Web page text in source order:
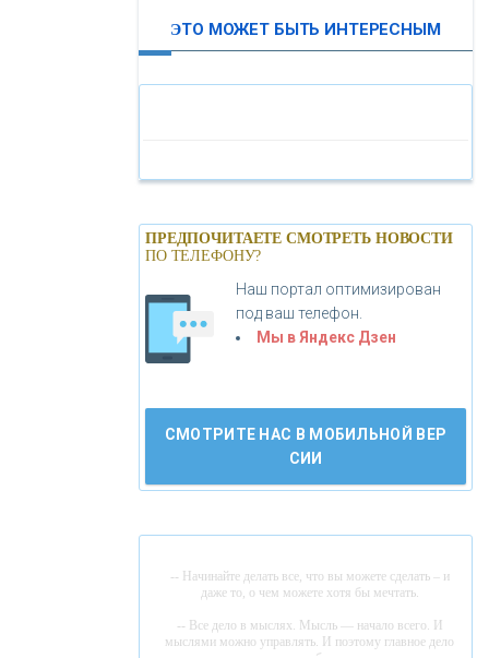
«ПРОМСВЯЗЬБАНК»
«НОВИКОМБАНК»
«ВНЕШПРОМБАНК»
«БАНК ГЛОБЭКС»
ЭТО МОЖЕТ БЫТЬ ИНТЕРЕСНЫМ
ПРЕДПОЧИТАЕТЕ СМОТРЕТЬ НОВОСТИ
ПО ТЕЛЕФОНУ?
Наш портал оптимизирован
под ваш телефон.
Мы в Яндекс Дзен
СМОТРИТЕ НАС В МОБИЛЬНОЙ ВЕР
СИИ
-- Начинайте делать все, что вы можете сделать – и
даже то, о чем можете хотя бы мечтать.
-- Все дело в мыслях. Мысль — начало всего. И
мыслями можно управлять. И поэтому главное дело